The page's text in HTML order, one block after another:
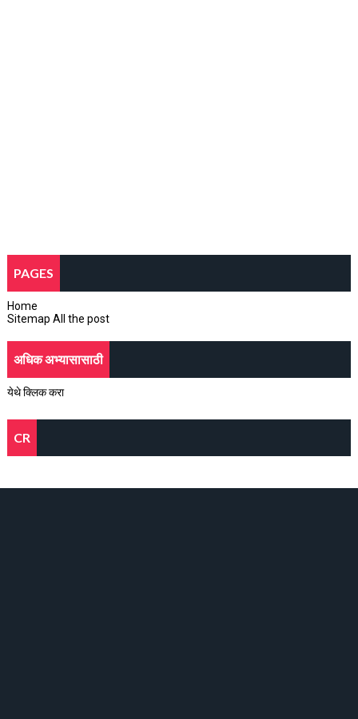
PAGES
Home
Sitemap All the post
अधिक अभ्यासासाठी
येथे क्लिक करा
CR